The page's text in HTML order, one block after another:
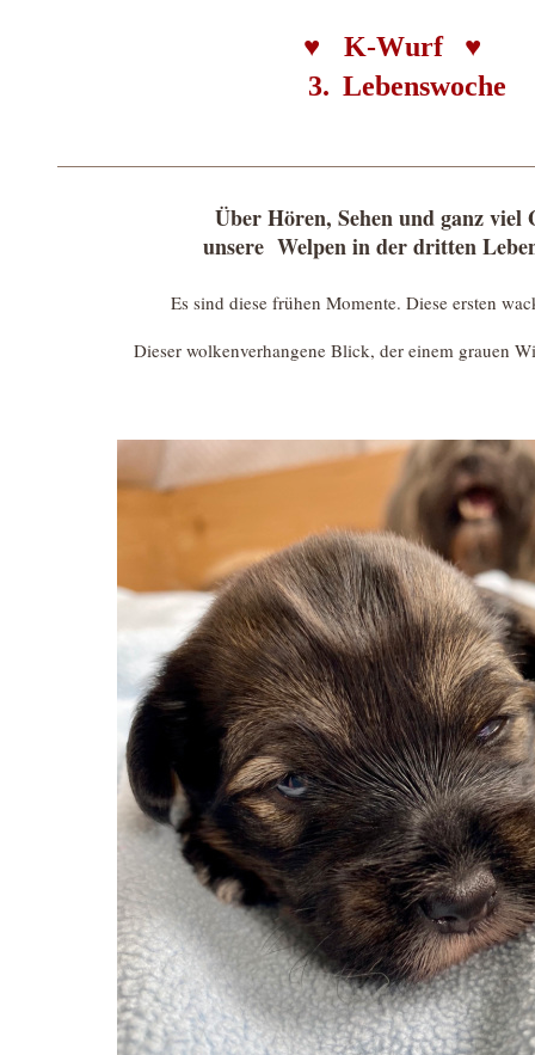
♥ K-Wurf ♥
3. Lebenswoche
Über Hören, Sehen und ganz viel
unsere Welpen in der dritten
Es sind diese frühen Momente. Diese ersten
Dieser wolkenverhangene Blick, der einem grauen